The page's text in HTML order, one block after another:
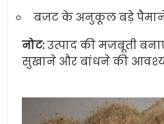
बजट के अनुकूल बड़े पैमाने
नोट:उत्पाद की मजबूती
सुखाने और बांधने की